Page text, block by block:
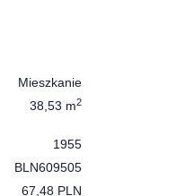
Mieszkanie
38,53 m2
1955
BLN609505
67,48 PLN